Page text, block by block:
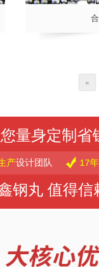
«
量身定制省
产设计团队 17
钢丸 值得信